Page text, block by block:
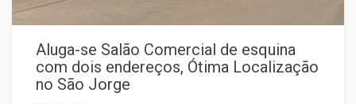
Aluga-se Salão Comercial de esquina
com dois endereços, Ótima Localização
no São Jorge